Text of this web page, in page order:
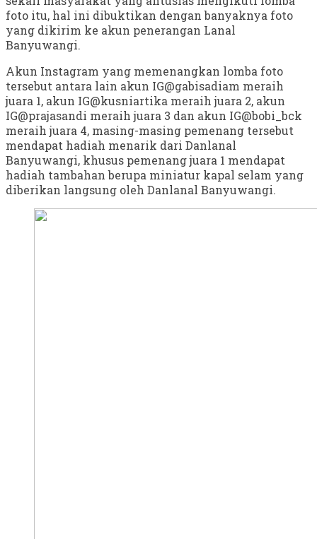
foto itu, hal ini dibuktikan dengan banyaknya foto
yang dikirim ke akun penerangan Lanal
Banyuwangi.
Akun Instagram yang memenangkan lomba foto
tersebut antara lain akun IG@gabisadiam meraih
juara 1, akun IG@kusniartika meraih juara 2, akun
IG@prajasandi meraih juara 3 dan akun IG@bobi_bck
meraih juara 4, masing-masing pemenang tersebut
mendapat hadiah menarik dari Danlanal
Banyuwangi, khusus pemenang juara 1 mendapat
hadiah tambahan berupa miniatur kapal selam yang
diberikan langsung oleh Danlanal Banyuwangi.